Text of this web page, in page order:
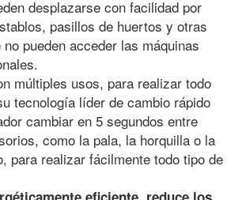
desplazarse con facilidad por
pasillos de huertos y otras
pueden acceder las máquinas
múltiples usos, para realizar todo
tecnología líder de cambio rápido
cambiar en 5 segundos entre
como la pala, la horquilla o la
para realizar fácilmente todo tipo de